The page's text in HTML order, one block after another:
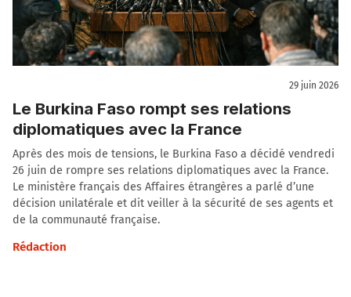
29 juin 2026
Le Burkina Faso rompt ses relations
diplomatiques avec la France
Après des mois de tensions, le Burkina Faso a décidé vendredi
26 juin de rompre ses relations diplomatiques avec la France.
Le ministère français des Affaires étrangères a parlé d’une
décision unilatérale et dit veiller à la sécurité de ses agents et
de la communauté française.
Rédaction